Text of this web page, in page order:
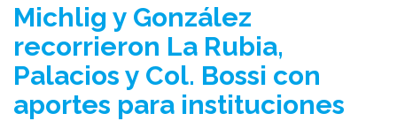
Michlig y González
recorrieron La Rubia,
Palacios y Col. Bossi con
aportes para instituciones